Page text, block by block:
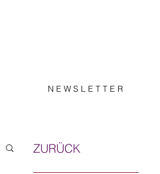
N E W S L E T T E R
ZURÜCK